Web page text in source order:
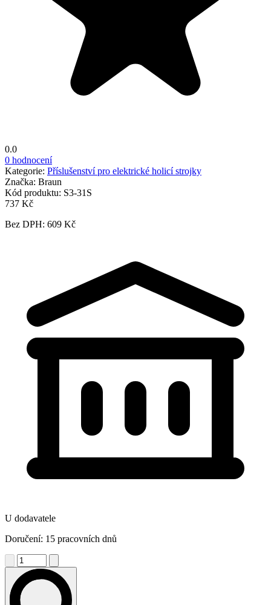
0.0
0 hodnocení
Kategorie: Příslušenství pro elektrické holicí strojky
Značka: Braun
Kód produktu: S3-31S
737 Kč
Bez DPH: 609 Kč
U dodavatele
Doručení: 15 pracovních dnů